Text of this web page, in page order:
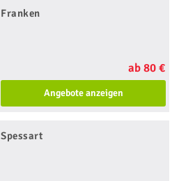
Franken
ab 80 €
Angebote anzeigen
Spessart